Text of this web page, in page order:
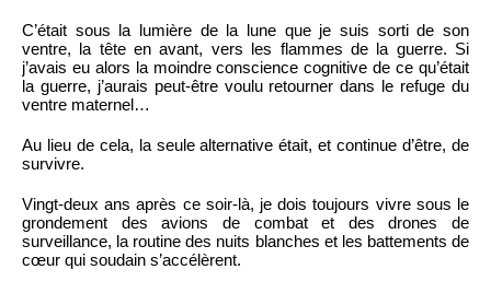
C’était sous la lumière de la lune que je suis sorti de son
ventre, la tête en avant, vers les flammes de la guerre. Si
j’avais eu alors la moindre conscience cognitive de ce qu’était
la guerre, j’aurais peut-être voulu retourner dans le refuge du
ventre maternel…
Au lieu de cela, la seule alternative était, et continue d’être, de
survivre.
Vingt-deux ans après ce soir-là, je dois toujours vivre sous le
grondement des avions de combat et des drones de
surveillance, la routine des nuits blanches et les battements de
cœur qui soudain s’accélèrent.